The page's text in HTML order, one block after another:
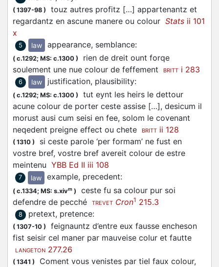
( 1397-98 )
touz autres profitz […] appartenantz et
regardantz en ascune manere ou colour Stats ii 101
x
5 law appearance, semblance:
( c.1292; MS: c.1300 )
rien de dreit ount forqe
soulement une nue colour de feffement
BRITT i 283
6 law justification, plausibility:
( c.1292; MS: c.1300 )
tut eynt les heirs le dettour
acune colour de porter ceste assise […], desicum il
morust ausi cum seisi en fee, solom le covenant
neqedent preigne effect ou chete
BRITT ii 128
( 1310 )
si ceste parole ‘per formam’ ne fust en
vostre bref, vostre bref avereit colour de estre
meintenu YBB Ed II iii 108
7 law example, precedent:
( c.1334; MS: s.xivm )
ceste fu sa colour pur soi
defendre de pecché
TREVET Cron1 215.3
8 pretext, pretence:
( 1307-10 )
feignauntz d’entre eux fausse encheson
fist seisir cel maner par mauveise colur et fautte
LANGETON 277.26
( 1341 )
Coment vous venistes par tiel faux colour,